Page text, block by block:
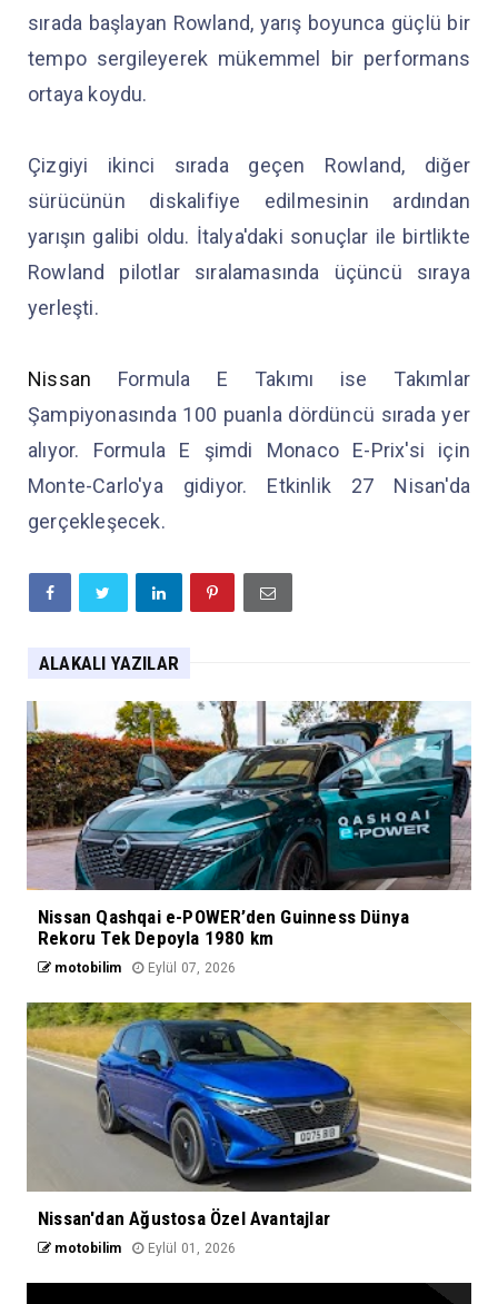
sırada başlayan Rowland, yarış boyunca güçlü bir
tempo sergileyerek mükemmel bir performans
ortaya koydu.
Çizgiyi ikinci sırada geçen Rowland, diğer
sürücünün diskalifiye edilmesinin ardından
yarışın galibi oldu. İtalya'daki sonuçlar ile birtlikte
Rowland pilotlar sıralamasında üçüncü sıraya
yerleşti.
Nissan Formula E Takımı ise Takımlar
Şampiyonasında 100 puanla dördüncü sırada yer
alıyor. Formula E şimdi Monaco E-Prix'si için
Monte-Carlo'ya gidiyor. Etkinlik 27 Nisan'da
gerçekleşecek.
ALAKALI YAZILAR
Nissan Qashqai e-POWER’den Guinness Dünya
Rekoru Tek Depoyla 1980 km
motobilim Eylül 07, 2026
Nissan'dan Ağustosa Özel Avantajlar
motobilim Eylül 01, 2026